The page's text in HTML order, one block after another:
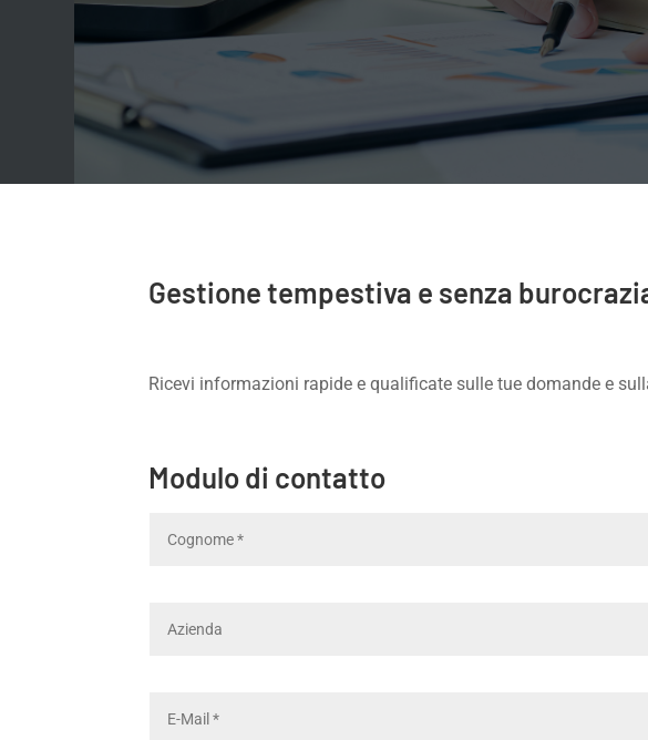
Gestione tempestiva e senza
Ricevi informazioni rapide e qualificate sulle tue domande e
Modulo di contatto